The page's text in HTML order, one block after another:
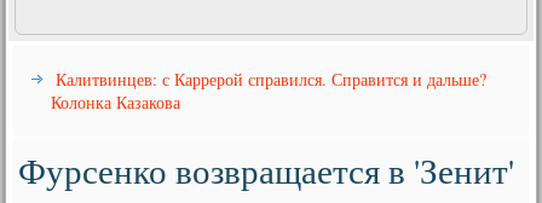
Калитвинцев: с Каррерой справился. Справится и дальше?
Колонка Казакова
Фурсенко возвращается в 'Зенит'